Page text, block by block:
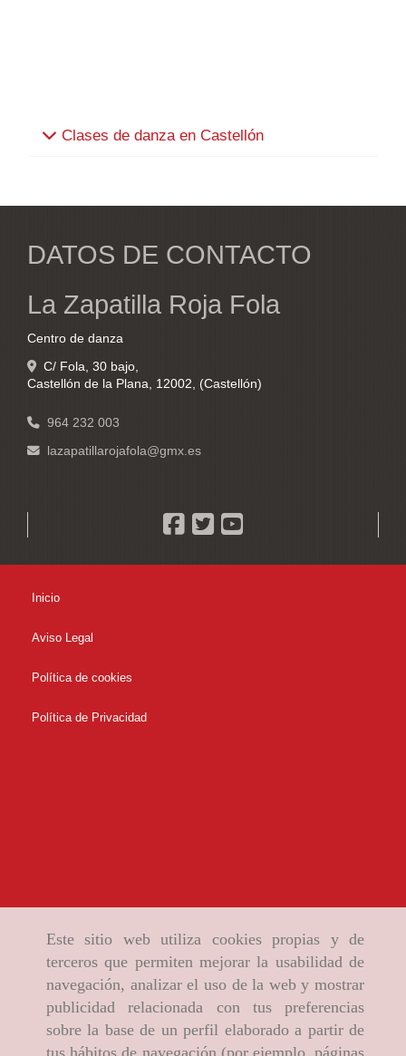
Este sitio web utiliza cookies propias y de
terceros que permiten mejorar la usabilidad de
navegación, analizar el uso de la web y mostrar
publicidad relacionada con tus preferencias
sobre la base de un perfil elaborado a partir de
Clases de danza en Castellón
DATOS DE CONTACTO
La Zapatilla Roja Fola
Centro de danza
C/ Fola, 30 bajo,
Castellón de la Plana
12002 (Castellón)
964 232 003
lazapatillarojafola gmx.es
Inicio
Aviso Legal
Política de cookies
Política de Privacidad